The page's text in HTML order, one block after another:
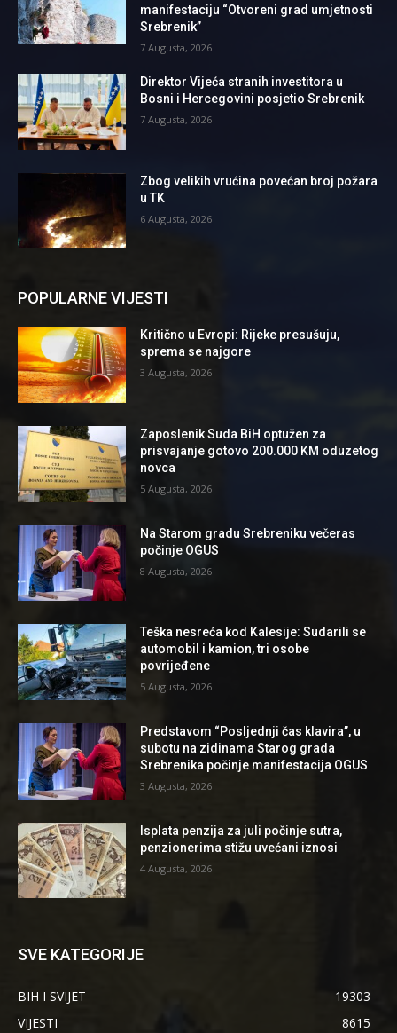
manifestaciju “Otvoreni grad umjetnosti
Srebrenik”
7 Augusta, 2026
Direktor Vijeća stranih investitora u
Bosni i Hercegovini posjetio Srebrenik
7 Augusta, 2026
Zbog velikih vrućina povećan broj požara
u TK
6 Augusta, 2026
POPULARNE VIJESTI
Kritično u Evropi: Rijeke presušuju,
sprema se najgore
3 Augusta, 2026
Zaposlenik Suda BiH optužen za
prisvajanje gotovo 200.000 KM oduzetog
novca
5 Augusta, 2026
Na Starom gradu Srebreniku večeras
počinje OGUS
8 Augusta, 2026
Teška nesreća kod Kalesije: Sudarili se
automobil i kamion, tri osobe
povrijeđene
5 Augusta, 2026
Predstavom “Posljednji čas klavira”, u
subotu na zidinama Starog grada
Srebrenika počinje manifestacija OGUS
3 Augusta, 2026
Isplata penzija za juli počinje sutra,
penzionerima stižu uvećani iznosi
4 Augusta, 2026
SVE KATEGORIJE
BIH I SVIJET
19303
VIJESTI
8615